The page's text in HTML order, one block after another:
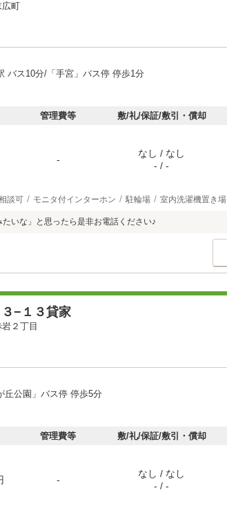
広町
バス10分/「手宮」バス停 停歩1分
管理費等 敷/礼/保証/敷引・償却
-
なし / なし
- / -
談可 モニタ付インターホン 駐輪場 室内洗濯機置き場
たいな」と思ったら是非お電話ください♪
−１３貸家
２丁目
丘公園」バス停 停歩5分
管理費等 敷/礼/保証/敷引・償却
-
なし / なし
- / -